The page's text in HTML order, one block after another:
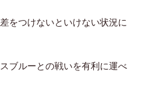
をつけないといけない状況に
ブルーとの戦いを有利に運べ